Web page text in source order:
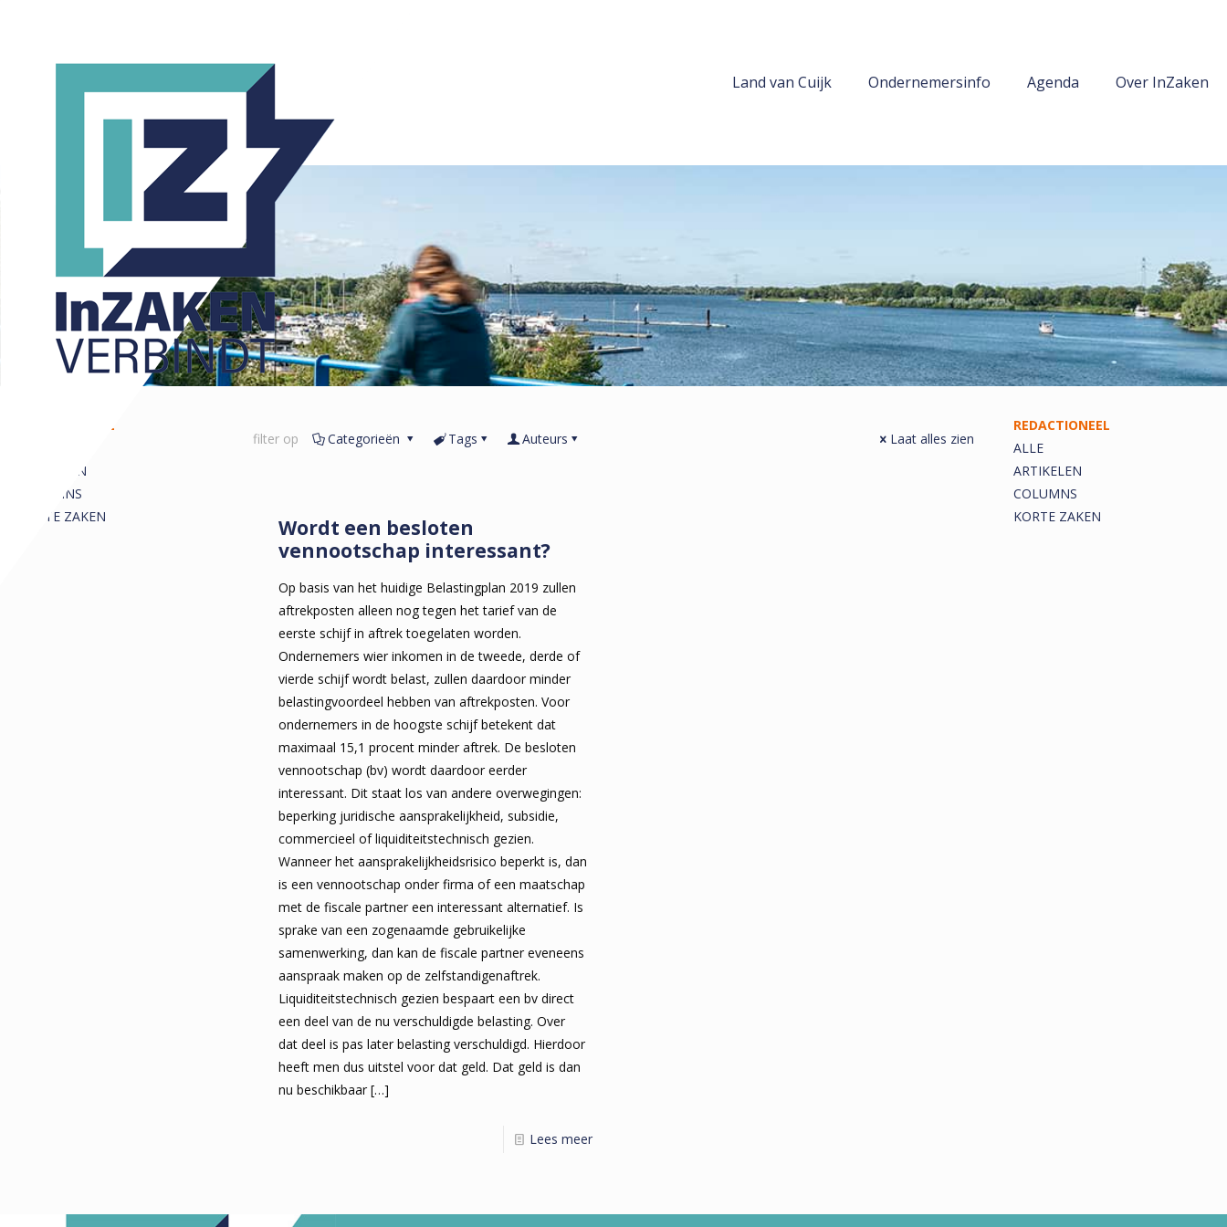
Land van Cuijk Ondernemersinfo Agenda Over InZaken
filter op Categorieën Tags Auteurs Laat alles zien
Wordt een besloten
vennootschap interessant?
Op basis van het huidige Belastingplan 2019 zullen
aftrekposten alleen nog tegen het tarief van de
eerste schijf in aftrek toegelaten worden.
Ondernemers wier inkomen in de tweede, derde of
vierde schijf wordt belast, zullen daardoor minder
belastingvoordeel hebben van aftrekposten. Voor
ondernemers in de hoogste schijf betekent dat
maximaal 15,1 procent minder aftrek. De besloten
vennootschap (bv) wordt daardoor eerder
interessant. Dit staat los van andere overwegingen:
beperking juridische aansprakelijkheid, subsidie,
commercieel of liquiditeitstechnisch gezien.
Wanneer het aansprakelijkheidsrisico beperkt is, dan
is een vennootschap onder firma of een maatschap
met de fiscale partner een interessant alternatief. Is
sprake van een zogenaamde gebruikelijke
samenwerking, dan kan de fiscale partner eveneens
aanspraak maken op de zelfstandigenaftrek.
Liquiditeitstechnisch gezien bespaart een bv direct
een deel van de nu verschuldigde belasting. Over
dat deel is pas later belasting verschuldigd. Hierdoor
heeft men dus uitstel voor dat geld. Dat geld is dan
nu beschikbaar[…]
Lees meer
REDACTIONEEL
ARTIKELEN
COLUMNS
KORTE ZAKEN
REDACTIONEEL
ALLE
ARTIKELEN
COLUMNS
KORTE ZAKEN